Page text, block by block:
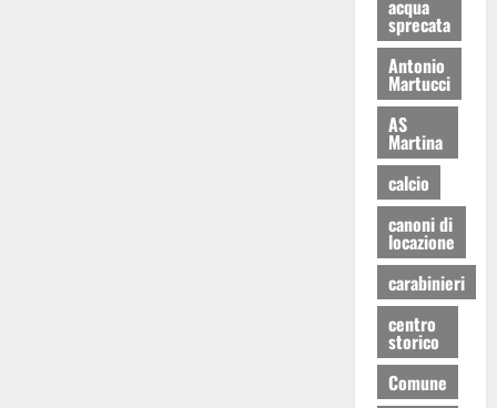
acqua
sprecata
Antonio
Martucci
AS
Martina
calcio
canoni di
locazione
carabinieri
centro
storico
Comune